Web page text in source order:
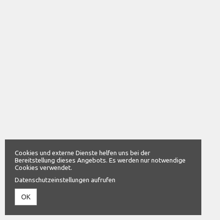
Cookies und externe Dienste helfen uns bei der
Bereitstellung dieses Angebots. Es werden nur notwendige
Cookies verwendet.
Datenschutzeinstellungen aufrufen
OK